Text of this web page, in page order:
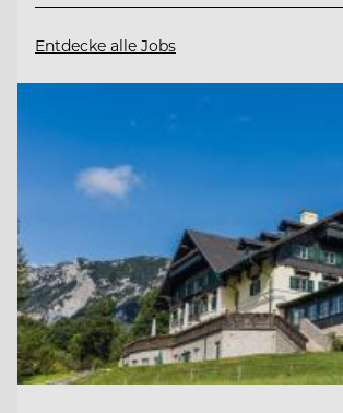
Entdecke alle Jobs